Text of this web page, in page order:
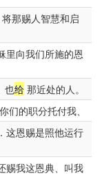
那赐人智慧和启
里向我们所施的恩
也给 那近处的人。
们的职分托付我、
恩赐是照他运行
赐我这恩典、叫我